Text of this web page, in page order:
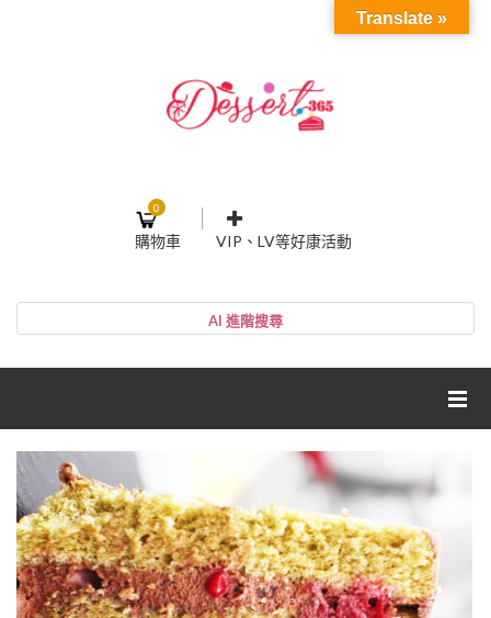
0
購物車 VIP、LV等好康活動
帳號
記住我
網紅媽咪蛋糕心得分享
粉絲好康
加入甜點廚師接單平台
Translate »